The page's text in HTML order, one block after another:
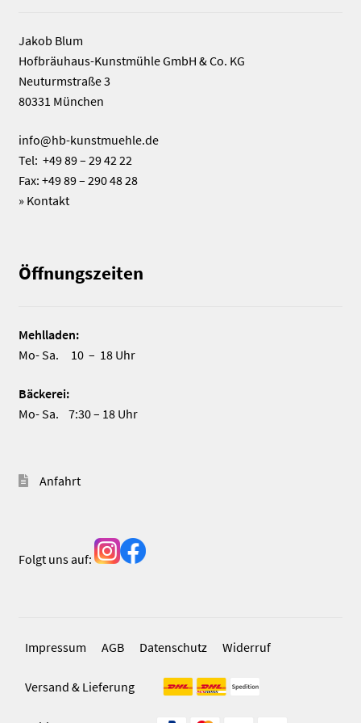
Jakob Blum
Hofbräuhaus-Kunstmühle GmbH & Co. KG
Neuturmstraße 3
80331 München
info@hb-kunstmuehle.de
Tel: +49 89 – 29 42 22
Fax: +49 89 – 290 48 28
» Kontakt
Öffnungszeiten
Mehlladen:
Mo- Sa. 10 – 18 Uhr
Bäckerei:
Mo- Sa. 7:30 – 18 Uhr
Anfahrt
Folgt uns auf:
Impressum AGB Datenschutz Widerruf
Versand & Lieferung